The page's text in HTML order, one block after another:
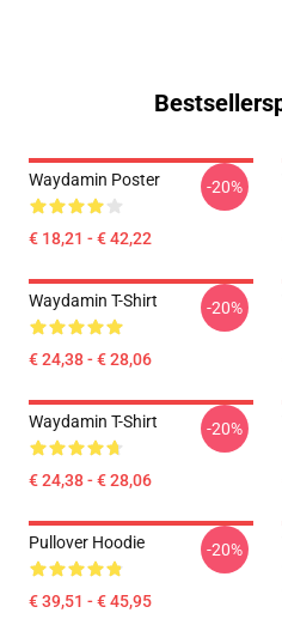
Waydamin Poster
€ 18,21 - € 42,22
-20%
Waydamin T-Shirt
€ 24,38 - € 28,06
-20%
Waydamin T-Shirt
€ 24,38 - € 28,06
-20%
Pullover Hoodie
€ 39,51 - € 45,95
-20%